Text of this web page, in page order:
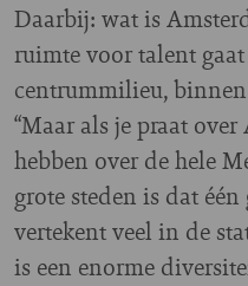
Daarbij: wat is
ruimte voor talent
centrummilieu, binnen
“Maar als je praat
hebben over de hele
grote steden is dat
vertekent veel in de
is een enorme